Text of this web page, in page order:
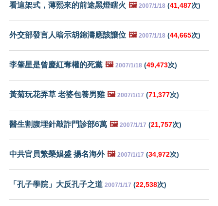
看這架式，薄熙來的前途黑燈瞎火 🖼️ 2007/1/18 (41,487次)
外交部發言人暗示胡錦濤應該讓位 🖼️ 2007/1/18 (44,665次)
李肇星是曾慶紅奪權的死黨 🖼️ 2007/1/18 (49,473次)
黃菊玩花弄草 老婆包養男雞 🖼️ 2007/1/17 (71,377次)
醫生割腹埋針敲詐門診部6萬 🖼️ 2007/1/17 (21,757次)
中共官員繁榮娼盛 揚名海外 🖼️ 2007/1/17 (34,972次)
「孔子學院」大反孔子之道 2007/1/17 (22,538次)